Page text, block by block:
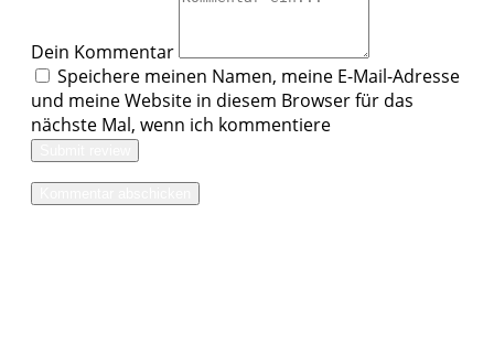
Dein Kommentar
Speichere meinen Namen, meine E-Mail-Adresse
und meine Website in diesem Browser für das
nächste Mal, wenn ich kommentiere